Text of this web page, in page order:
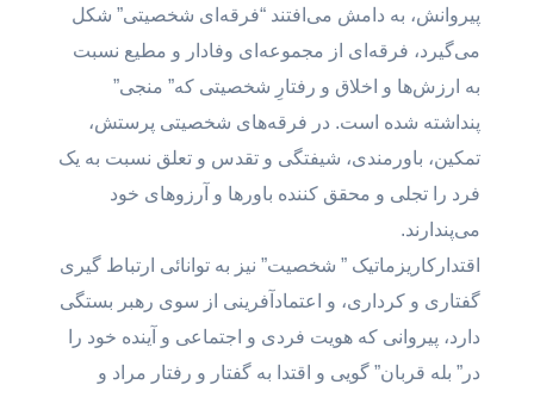
پیروانش، به دامش می‌افتند “فرقه‌ای شخصیتی” شکل
می‌گیرد، فرقه‌ای از مجموعه‌ای وفادار و مطیع نسبت
به ارزش‌ها و اخلاق و رفتارِ شخصیتی که” منجی”
پنداشته شده است. در فرقه‌های شخصیتی پرستش،
تمکین، باورمندی، شیفتگی و تقدس و تعلق نسبت به یک
فرد را تجلی و محقق کننده باورها و آرزوهای خود
می‌پندارند.
اقتدارکاریزماتیک ” شخصیت” نیز به توانائی ارتباط گیری
گفتاری و کرداری، و اعتمادآفرینی از سوی رهبر بستگی
دارد، پیروانی که هویت فردی و اجتماعی و آینده خود را
در” بله قربان” گویی و اقتدا به گفتار و رفتار مراد و